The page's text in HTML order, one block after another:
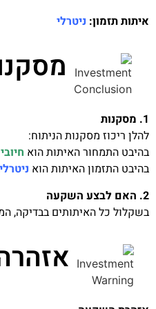
איתות תזמון: ניטרלי
1. מסקנות
להלן ריכוז מסקנות הניתוח:
בהיבט התמחור האיתות הוא חיובי
בהיבט התזמון האיתות הוא ניטרלי
2. האם לבצע השקעה
בשקלול כל האיתותים בבדיקה,